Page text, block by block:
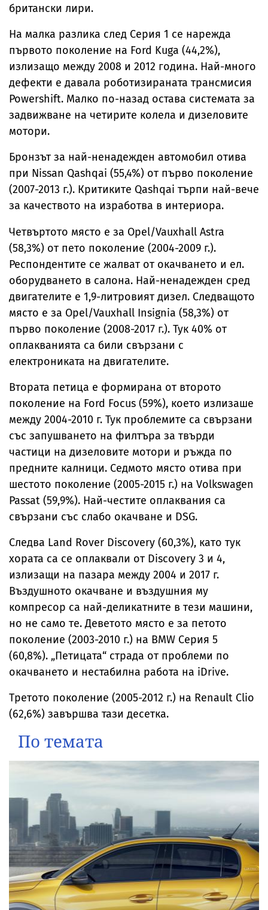
британски лири.
На малка разлика след Серия 1 се нарежда
първото поколение на Ford Kuga (44,2%),
излизащо между 2008 и 2012 година. Най-много
дефекти е давала роботизираната трансмисия
Powershift. Малко по-назад остава системата за
задвижване на четирите колела и дизеловите
мотори.
Бронзът за най-ненадежден автомобил отива
при Nissan Qashqai (55,4%) от първо поколение
(2007-2013 г.). Критиките Qashqai търпи най-вече
за качеството на изработва в интериора.
Четвъртото място е за Opel/Vauxhall Astra
(58,3%) от пето поколение (2004-2009 г.).
Респондентите се жалват от окачването и ел.
оборудването в салона. Най-ненадежден сред
двигателите е 1,9-литровият дизел. Следващото
място е за Opel/Vauxhall Insignia (58,3%) от
първо поколение (2008-2017 г.). Тук 40% от
оплакванията са били свързани с
електрониката на двигателите.
Втората петица е формирана от второто
поколение на Ford Focus (59%), което излизаше
между 2004-2010 г. Тук проблемите са свързани
със запушването на филтъра за твърди
частици на дизеловите мотори и ръжда по
предните калници. Седмото място отива при
шестото поколение (2005-2015 г.) на Volkswagen
Passat (59,9%). Най-честите оплаквания са
свързани със слабо окачване и DSG.
Следва Land Rover Discovery (60,3%), като тук
хората са се оплаквали от Discovery 3 и 4,
излизащи на пазара между 2004 и 2017 г.
Въздушното окачване и въздушния му
компресор са най-деликатните в тези машини,
но не само те. Деветото място е за петото
поколение (2003-2010 г.) на BMW Серия 5
(60,8%). „Петицата“ страда от проблеми по
окачването и нестабилна работа на iDrive.
Третото поколение (2005-2012 г.) на Renault Clio
(62,6%) завършва тази десетка.
По темата